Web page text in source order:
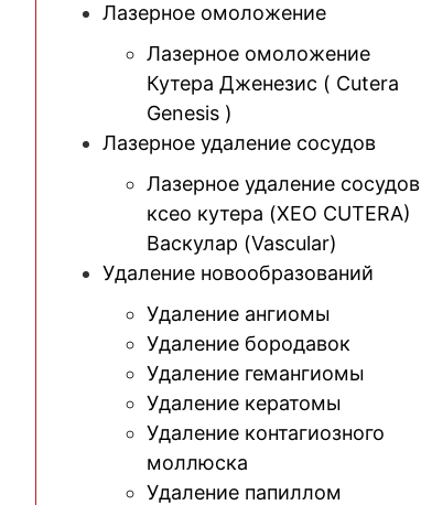
Лазерное омоложение
Лазерное омоложение
Кутера Дженезис ( Cutera
Genesis )
Лазерное удаление сосудов
Лазерное удаление сосудов
ксео кутера (XEO CUTERA)
Васкулар (Vascular)
Удаление новообразований
Удаление ангиомы
Удаление бородавок
Удаление гемангиомы
Удаление кератомы
Удаление контагиозного
моллюска
Удаление папиллом